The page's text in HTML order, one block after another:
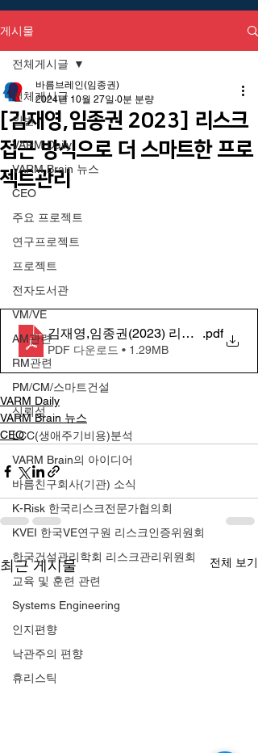
게시물
전체게시글
일반
VARM Daily
VARM Brain 뉴스
CEO
주요 프로젝트
연구프로젝트
프로젝트
전자도서관
VM/VE
AM관련
RM관련
PM/CM/스마트건설
신뢰성
LCC(생애주기비용)분석
VARM Brain의 아이디어
바름친구회사(기관) 소식
K-Risk 한국리스크전문가협의회
KVEI 한국VE연구원 리스크인증위원회
한국건설관리학회 리스크관리위원회
교육 및 훈련 관련
Systems Engineering
인지편향
낙관주의 편향
휴리스틱
전체게시글
[김재영,임종권 2023] 리스크
접근 방식으로 더 스마트한 프로
젝트관리
바름브레인(임종권)
2024년 10월 27일 0분 분량
김재영,임종권(2023) 리스크 접근
.pdf
PDF 다운로드 • 1.29MB
VARM Daily
VARM Brain 뉴스
CEO
최근 게시물 전체 보기